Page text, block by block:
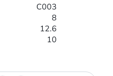
C003
8
12.6
10